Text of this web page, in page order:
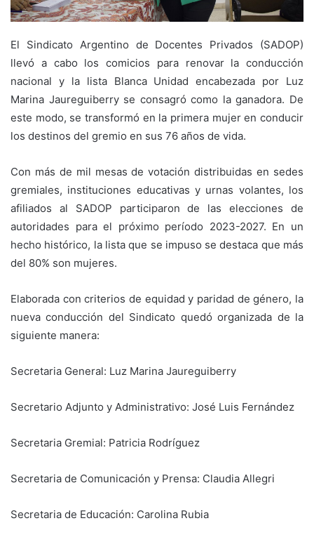
El Sindicato Argentino de Docentes Privados (SADOP)
llevó a cabo los comicios para renovar la conducción
nacional y la lista Blanca Unidad encabezada por Luz
Marina Jaureguiberry se consagró como la ganadora. De
este modo, se transformó en la primera mujer en conducir
los destinos del gremio en sus 76 años de vida.
Con más de mil mesas de votación distribuidas en sedes
gremiales, instituciones educativas y urnas volantes, los
afiliados al SADOP participaron de las elecciones de
autoridades para el próximo período 2023-2027. En un
hecho histórico, la lista que se impuso se destaca que más
del 80% son mujeres.
Elaborada con criterios de equidad y paridad de género, la
nueva conducción del Sindicato quedó organizada de la
siguiente manera:
Secretaria General: Luz Marina Jaureguiberry
Secretario Adjunto y Administrativo: José Luis Fernández
Secretaria Gremial: Patricia Rodríguez
Secretaria de Comunicación y Prensa: Claudia Allegri
Secretaria de Educación: Carolina Rubia